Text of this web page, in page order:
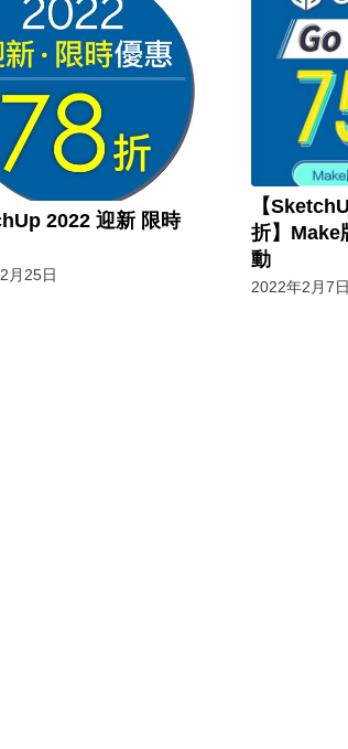
2022 迎新 限時
月25日
【
折】Make
動
2022年2月7日